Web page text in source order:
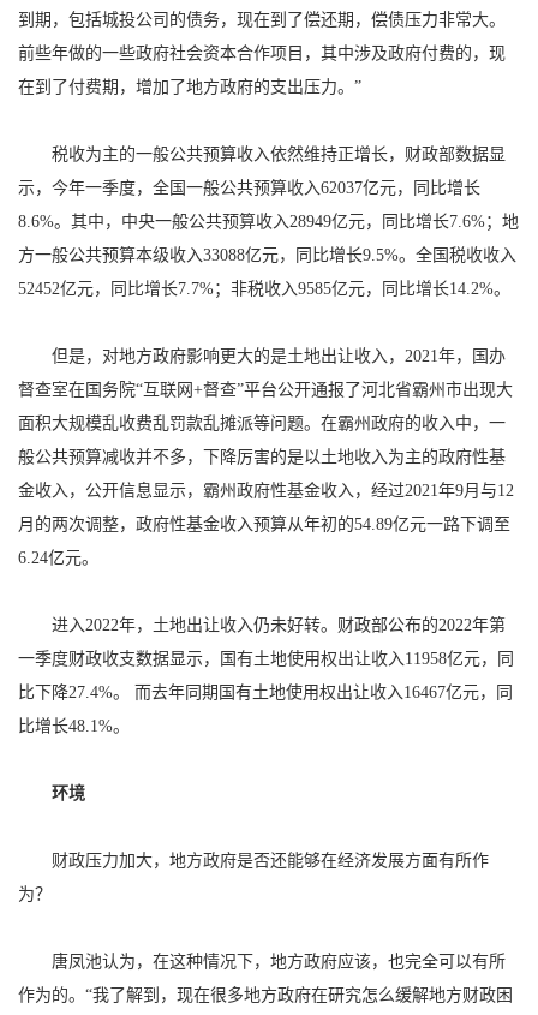
到期，包括城投公司的债务，现在到了偿还期，偿债压力非常大。
前些年做的一些政府社会资本合作项目，其中涉及政府付费的，现
在到了付费期，增加了地方政府的支出压力。”
税收为主的一般公共预算收入依然维持正增长，财政部数据显
示，今年一季度，全国一般公共预算收入62037亿元，同比增长
8.6%。其中，中央一般公共预算收入28949亿元，同比增长7.6%；地
方一般公共预算本级收入33088亿元，同比增长9.5%。全国税收收入
52452亿元，同比增长7.7%；非税收入9585亿元，同比增长14.2%。
但是，对地方政府影响更大的是土地出让收入，2021年，国办
督查室在国务院“互联网+督查”平台公开通报了河北省霸州市出现大
面积大规模乱收费乱罚款乱摊派等问题。在霸州政府的收入中，一
般公共预算减收并不多，下降厉害的是以土地收入为主的政府性基
金收入，公开信息显示，霸州政府性基金收入，经过2021年9月与12
月的两次调整，政府性基金收入预算从年初的54.89亿元一路下调至
6.24亿元。
进入2022年，土地出让收入仍未好转。财政部公布的2022年第
一季度财政收支数据显示，国有土地使用权出让收入11958亿元，同
比下降27.4%。 而去年同期国有土地使用权出让收入16467亿元，同
比增长48.1%。
环境
财政压力加大，地方政府是否还能够在经济发展方面有所作
为？
唐凤池认为，在这种情况下，地方政府应该，也完全可以有所
作为的。“我了解到，现在很多地方政府在研究怎么缓解地方财政困